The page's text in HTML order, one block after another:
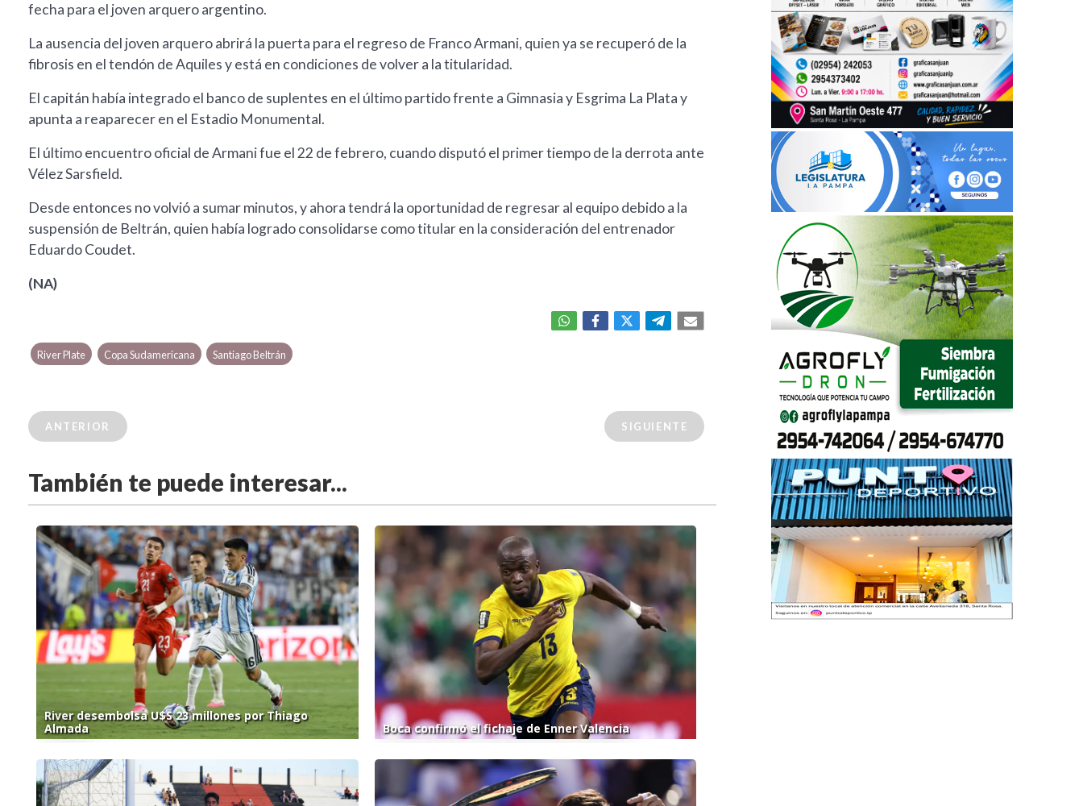
fecha para el joven arquero argentino.
La ausencia del joven arquero abrirá la puerta para el regreso de Franco Armani, quien ya se recuperó de la
fibrosis en el tendón de Aquiles y está en condiciones de volver a la titularidad.
El capitán había integrado el banco de suplentes en el último partido frente a Gimnasia y Esgrima La Plata y
apunta a reaparecer en el Estadio Monumental.
El último encuentro oficial de Armani fue el 22 de febrero, cuando disputó el primer tiempo de la derrota ante
Vélez Sarsfield.
Desde entonces no volvió a sumar minutos, y ahora tendrá la oportunidad de regresar al equipo debido a la
suspensión de Beltrán, quien había logrado consolidarse como titular en la consideración del entrenador
Eduardo Coudet.
(NA)
River Plate Copa Sudamericana Santiago Beltrán
ANTERIOR SIGUIENTE
También te puede interesar...
River desembolsa U$S 23 millones por Thiago
Almada
Boca confirmó el fichaje de Enner Valencia